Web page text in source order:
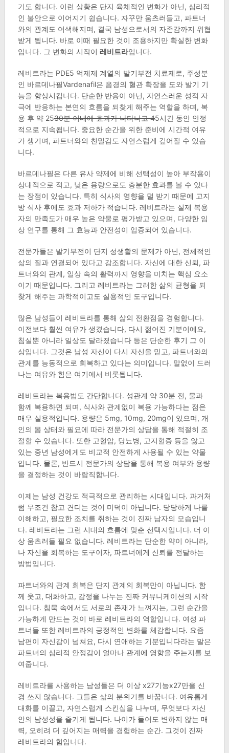
기도 합니다. 이런 상황은 단지 육체적인 변화가 아닌, 심리적
인 불안으로 이어지기 쉽습니다. 자꾸만 움츠러들고, 파트너
와의 관계도 어색해지며, 결국 남성으로서의 자존감까지 위협
받게 됩니다. 바로 이때 필요한 것이 조용하지만 확실한 변화
입니다. 그 변화의 시작이 레비트라입니다.
레비트라는 PDE5 억제제 계열의 발기부전 치료제로, 주성분
인 바르데나필Vardenafil은 음경의 혈관 확장을 도와 발기 기
능을 향상시킵니다. 단순한 반응이 아닌, 자연스러운 성적 자
극에 반응하는 본연의 흐름을 되찾게 해주는 역할을 하며, 복
용 후 약 2530분 이내에 효과가 나타나고 45시간 동안 안정
적으로 지속됩니다. 중요한 순간을 위한 준비에 시간적 여유
가 생기며, 파트너와의 친밀감도 자연스럽게 깊어질 수 있습
니다.
바르데나필은 다른 유사 약제에 비해 선택성이 높아 부작용이
상대적으로 적고, 낮은 용량으로도 충분한 효과를 볼 수 있다
는 장점이 있습니다. 특히 식사의 영향을 덜 받기 때문에 고지
방 식사 후에도 효과 저하가 적습니다. 레비트라는 실제 복용
자의 만족도가 매우 높은 약물로 평가받고 있으며, 다양한 임
상 연구를 통해 그 효능과 안전성이 입증되어 있습니다.
전문가들은 발기부전이 단지 성생활의 문제가 아닌, 전체적인
삶의 질과 연결되어 있다고 강조합니다. 자신에 대한 신뢰, 파
트너와의 관계, 일상 속의 활력까지 영향을 미치는 핵심 요소
이기 때문입니다. 그리고 레비트라는 그러한 삶의 균형을 되
찾게 해주는 과학적이고도 실용적인 도구입니다.
많은 남성들이 레비트라를 통해 삶의 전환점을 경험합니다.
이전보다 훨씬 여유가 생겼습니다, 다시 젊어진 기분이에요,
침실뿐 아니라 일상도 달라졌습니다 등은 단순한 후기 그 이
상입니다. 그것은 남성 자신이 다시 자신을 믿고, 파트너와의
관계를 능동적으로 회복하고 있다는 의미입니다. 말없이 드러
나는 여유와 힘은 여기에서 비롯됩니다.
레비트라는 복용법도 간단합니다. 성관계 약 30분 전, 물과
함께 복용하면 되며, 식사와 관계없이 복용 가능하다는 점은
매우 실용적입니다. 용량은 5mg, 10mg, 20mg이 있으며, 개
인의 몸 상태와 필요에 따라 전문가의 상담을 통해 적절히 조
절할 수 있습니다. 또한 고혈압, 당뇨병, 고지혈증 등을 앓고
있는 중년 남성에게도 비교적 안전하게 사용될 수 있는 약물
입니다. 물론, 반드시 전문가의 상담을 통해 복용 여부와 용량
을 결정하는 것이 바람직합니다.
이제는 남성 건강도 적극적으로 관리하는 시대입니다. 과거처
럼 무조건 참고 견디는 것이 미덕이 아닙니다. 당당하게 나를
이해하고, 필요한 조치를 취하는 것이 진짜 남자의 모습입니
다. 레비트라는 그런 시대의 흐름에 맞춘 선택지입니다. 더 이
상 움츠러들 필요 없습니다. 레비트라는 단순한 약이 아니라,
나 자신을 회복하는 도구이자, 파트너에게 신뢰를 전달하는
방법입니다.
파트너와의 관계 회복은 단지 관계의 회복만이 아닙니다. 함
께 웃고, 대화하고, 감정을 나누는 진짜 커뮤니케이션의 시작
입니다. 침묵 속에서도 서로의 존재가 느껴지는, 그런 순간을
가능하게 만드는 것이 바로 레비트라의 역할입니다. 여성 파
트너들 또한 레비트라의 긍정적인 변화를 체감합니다. 요즘
남편이 자신감이 넘쳐요, 다시 연애하는 기분입니다라는 말은
파트너의 심리적 안정감이 얼마나 관계에 영향을 주는지를 보
여줍니다.
레비트라를 사용하는 남성들은 더 이상 x27기능x27만을 신
경 쓰지 않습니다. 그들은 삶의 분위기를 바꿉니다. 여유롭게
대화를 이끌고, 자연스럽게 스킨십을 나누며, 무엇보다 자신
안의 남성성을 즐기게 됩니다. 나이가 들어도 변하지 않는 매
력, 오히려 더 깊어지는 매력을 경험하는 순간. 그것이 진짜
레비트라의 힘입니다.